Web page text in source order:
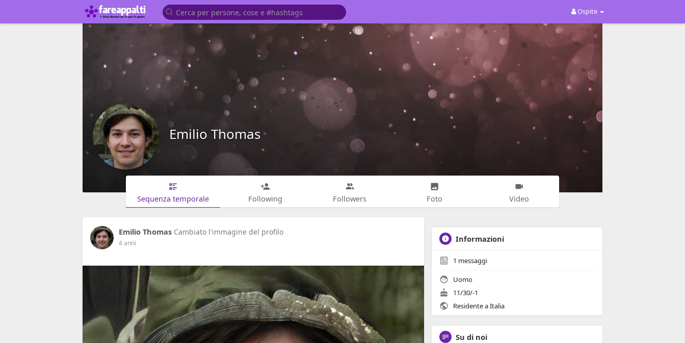
Ospite
Emilio Thomas
Sequenza temporale Following Followers Foto Video
Emilio Thomas Cambiato l'immagine del profilo
4 anni Informazioni
1 messaggi
Uomo
11/30/-1
Residente a Italia
Su di noi